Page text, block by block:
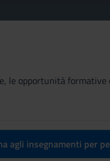
le opportunità
agli insegnamenti per